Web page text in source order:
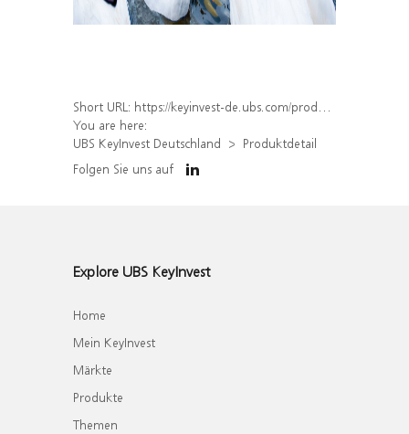
Short URL: https://keyinvest-de.ubs.com/produkt/detail/index/isin/DE000WA8KZ32
You are here:
UBS KeyInvest Deutschland
Produktdetail
Folgen Sie uns auf
Explore UBS KeyInvest
Home
Mein KeyInvest
Märkte
Produkte
Themen